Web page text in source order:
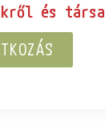
és